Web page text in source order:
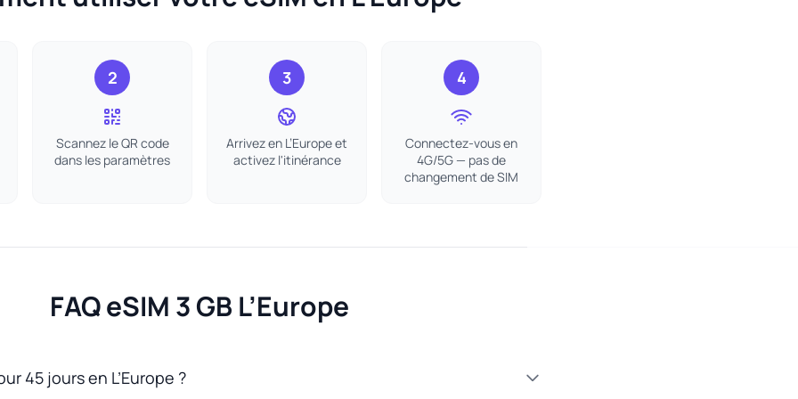
2
Scannez le QR code
dans les paramètres
3
Arrivez en L’Europe et
activez l'itinérance
4
Connectez-vous en
4G/5G — pas de
changement de SIM
FAQ eSIM 3 GB L’Europe
45 jours en L’Europe ?